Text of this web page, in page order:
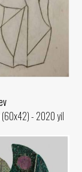
(60x42) - 2020 yil